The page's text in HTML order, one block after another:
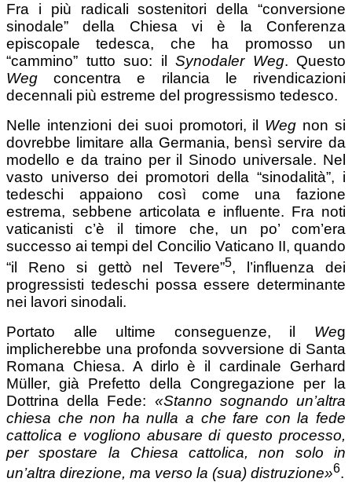
Fra i più radicali sostenitori della “conversione
sinodale” della Chiesa vi è la Conferenza
episcopale tedesca, che ha promosso un
“cammino” tutto suo: il Synodaler Weg. Questo
Wegconcentra e rilancia le rivendicazioni
decennali più estreme del progressismo tedesco.
Nelle intenzioni dei suoi promotori, il Weg non si
dovrebbe limitare alla Germania, bensì servire da
modello e da traino per il Sinodo universale. Nel
vasto universo dei promotori della “sinodalità”, i
tedeschi appaiono così come una fazione
estrema, sebbene articolata e influente. Fra noti
vaticanisti c’è il timore che, un po’ com’era
successo ai tempi del Concilio Vaticano II, quando
“il Reno si gettò nel Tevere”5, l’influenza dei
progressisti tedeschi possa essere determinante
nei lavori sinodali.
Portato alle ultime conseguenze, il Weg
implicherebbe una profonda sovversione di Santa
Romana Chiesa. A dirlo è il cardinale Gerhard
Müller, già Prefetto della Congregazione per la
Dottrina della Fede: «Stanno sognando un’altra
chiesa che non ha nulla a che fare con la fede
cattolica e vogliono abusare di questo processo,
per spostare
la Chiesa cattolica, non solo in
un’altra direzione, ma verso la (sua) distruzione»6.